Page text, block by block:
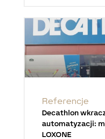
Referencje
Decathlon
automatyzacji:
LOXONE